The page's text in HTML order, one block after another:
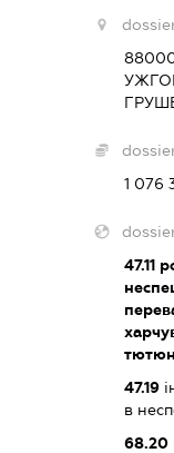
1 076
47.11
47.19
в
68.20